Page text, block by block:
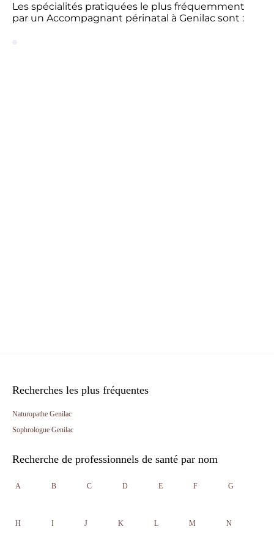
Les spécialités pratiquées le plus fréquemment
par un Accompagnant périnatal à Genilac sont :
Recherches les plus fréquentes
Naturopathe Genilac
Sophrologue Genilac
Recherche de professionnels de santé par nom
A B C D E F G
H I J K L M N